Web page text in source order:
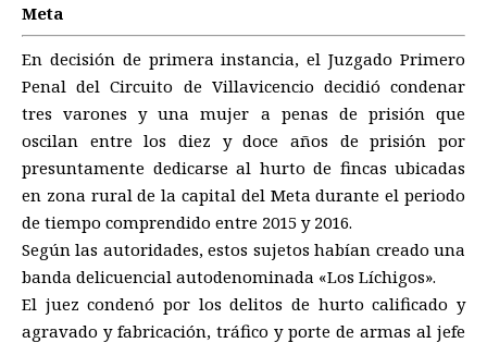
Meta
En decisión de primera instancia, el Juzgado Primero
Penal del Circuito de Villavicencio decidió condenar
tres varones y una mujer a penas de prisión que
oscilan entre los diez y doce años de prisión por
presuntamente dedicarse al hurto de fincas ubicadas
en zona rural de la capital del Meta durante el periodo
de tiempo comprendido entre 2015 y 2016.
Según las autoridades, estos sujetos habían creado una
banda delicuencial autodenominada «Los Líchigos».
El juez condenó por los delitos de hurto calificado y
agravado y fabricación, tráfico y porte de armas al jefe